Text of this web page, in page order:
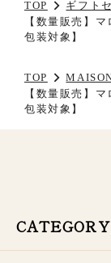
TOP
ギフト
【数量販売】
包装対象】
TOP
【数量販売】
包装対象】
CATEGORY